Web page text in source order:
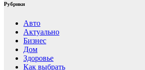
Рубрики
Авто
Актуально
Бизнес
Дом
Здоровье
Как выбрать